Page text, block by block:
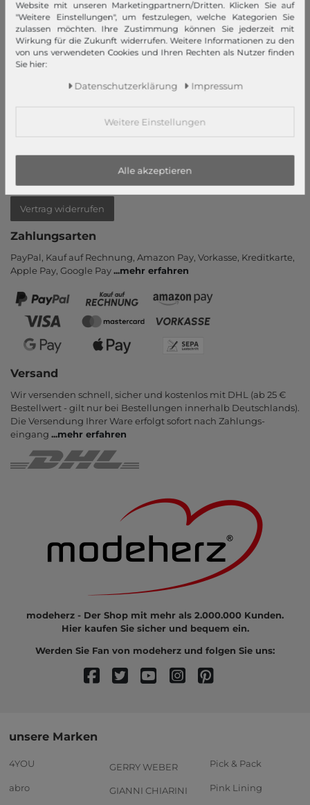
Mein Konto
Login
Neukunde?
Newsletter
Vertrag widerrufen
Zahlungsarten
PayPal, Kauf auf Rechnung, Amazon Pay, Vor­kasse, Kredit­karte,
Apple Pay, Google Pay...mehr erfahren
Versand
Wir versenden schnell, sicher und kostenlos mit DHL (ab 25 €
Bestell­wert - gilt nur bei Bestel­lungen inner­halb Deutsch­lands).
Die Ver­sendung Ihrer Ware er­folgt sofort nach Zahlungs­
eingang ...mehr erfahren
modeherz - Der Shop mit mehr als 2.000.000 Kunden.
Hier kaufen Sie sicher und bequem ein.
Werden Sie Fan von modeherz und folgen Sie uns:
unsere Marken
4YOU
abro
GERRY WEBER
GIANNI CHIARINI
Pick & Pack
Pink Lining
Website mit unseren Marketingpartnern/Dritten. Klicken Sie auf
"Weitere Einstellungen", um festzulegen, welche Kategorien Sie
zulassen möchten. Ihre Zustimmung können Sie jederzeit mit
Wirkung für die Zukunft widerrufen. Weitere Informationen zu den
von uns verwendeten Cookies und Ihren Rechten als Nutzer finden
Sie hier:
Daten­schutz­erklärung Impressum
Weitere Einstellungen
Alle akzeptieren